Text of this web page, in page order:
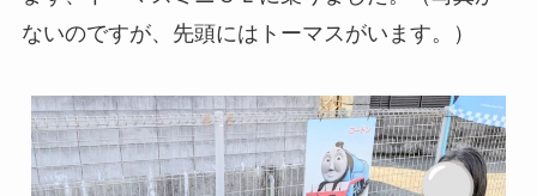
ないのですが、先頭にはトーマスがいます。）